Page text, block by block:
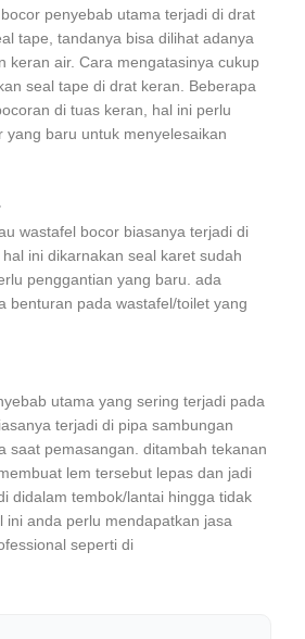
penyebab utama terjadi di drat
tape, tandanya bisa dilihat adanya
keran air. Cara mengatasinya cukup
seal tape di drat keran. Beberapa
di tuas keran, hal ini perlu
yang baru untuk menyelesaikan
wastafel bocor biasanya terjadi di
ini dikarnakan seal karet sudah
penggantian yang baru. ada
benturan pada wastafel/toilet yang
utama yang sering terjadi pada
terjadi di pipa sambungan
saat pemasangan. ditambah tekanan
lem tersebut lepas dan jadi
didalam tembok/lantai hingga tidak
ini anda perlu mendapatkan jasa
seperti di